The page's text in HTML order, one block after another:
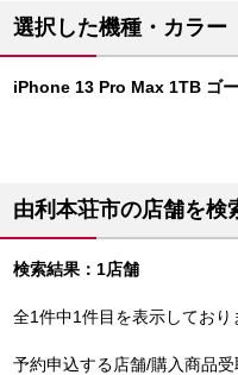
選択した機種・カラー
iPhone 13 Pro Max 1TB ゴ
由利本荘市の店舗を検
検索結果：1店舗
全1件中1件目を表示しており
予約申込する店舗/購入商品受